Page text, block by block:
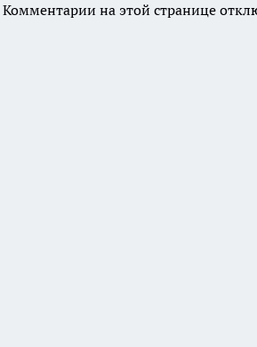
Комментарии на этой странице